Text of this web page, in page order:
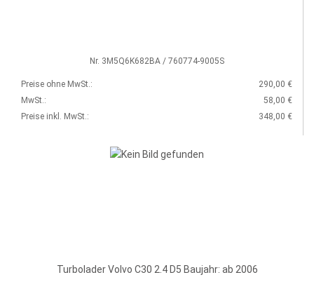
Nr. 3M5Q6K682BA / 760774-9005S
Preise ohne MwSt.:
290,00 €
MwSt.:
58,00 €
Preise inkl. MwSt.:
348,00 €
Turbolader Volvo C30 2.4 D5 Baujahr: ab 2006